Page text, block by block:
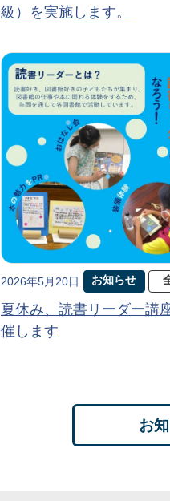
級）を実施します。
2026年5月20日 お知らせ
夏休み、読書リーダー講
催します
お